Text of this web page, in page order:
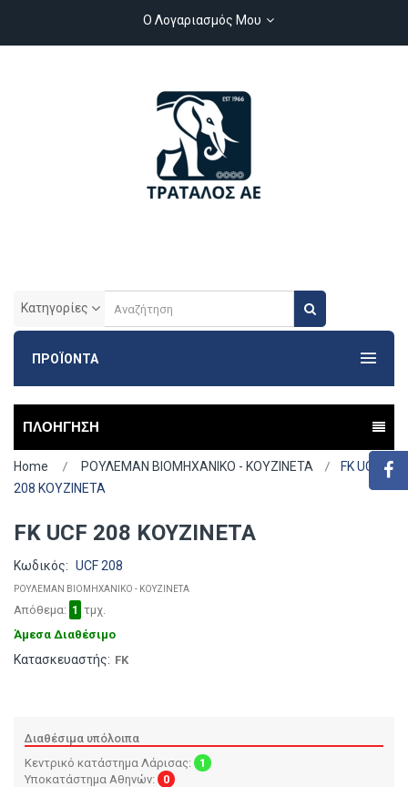
Ο Λογαριασμός Μου
Κατηγορίες
ΠΡΟΪΟΝΤΑ
ΠΛΟΗΓΗΣΗ
Home ΡΟΥΛΕΜΑΝ ΒΙΟΜΗΧΑΝΙΚΟ - ΚΟΥΖΙΝΕΤΑ
FK UCF
208 ΚΟΥΖΙΝΕΤΑ
FK UCF 208 ΚΟΥΖΙΝΕΤΑ
Κωδικός: UCF 208
ΡΟΥΛΕΜΑΝ ΒΙΟΜΗΧΑΝΙΚΟ - ΚΟΥΖΙΝΕΤΑ
Απόθεμα: 1 τμχ.
Άμεσα Διαθέσιμο
Κατασκευαστής: FK
Διαθέσιμα υπόλοιπα
Κεντρικό κατάστημα Λάρισας:
1
Υποκατάστημα Αθηνών:
0